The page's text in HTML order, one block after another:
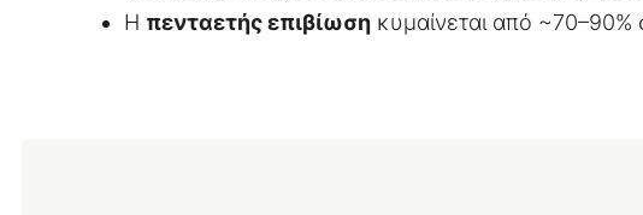
Η πενταετής επιβίωσηκυμαίνεται από ~70–90%